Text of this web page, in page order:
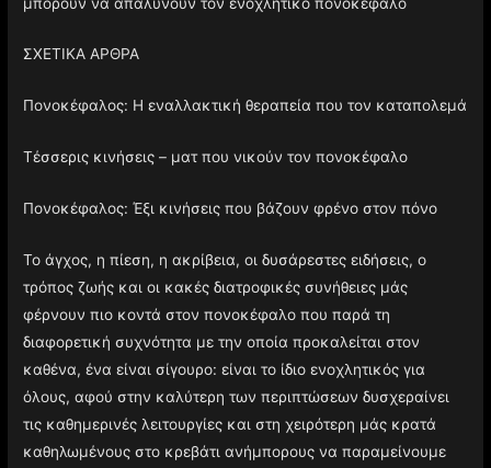
ΣΧΕΤΙΚΑ ΑΡΘΡΑ
Πονοκέφαλος: Η εναλλακτική θεραπεία που τον καταπολεμά
Τέσσερις κινήσεις – ματ που νικούν τον πονοκέφαλο
Πονοκέφαλος: Έξι κινήσεις που βάζουν φρένο στον πόνο
Το άγχος, η πίεση, η ακρίβεια, οι δυσάρεστες ειδήσεις, ο
τρόπος ζωής και οι κακές διατροφικές συνήθειες μάς
φέρνουν πιο κοντά στον πονοκέφαλο που παρά τη
διαφορετική συχνότητα με την οποία προκαλείται στον
καθένα, ένα είναι σίγουρο: είναι το ίδιο ενοχλητικός για
όλους, αφού στην καλύτερη των περιπτώσεων δυσχεραίνει
τις καθημερινές λειτουργίες και στη χειρότερη μάς κρατά
καθηλωμένους στο κρεβάτι ανήμπορους να παραμείνουμε